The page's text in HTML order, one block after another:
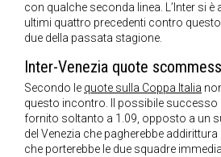
con qualche seconda linea. L’Inter si è
ultimi quattro precedenti contro
due della passata stagione.
Inter-Venezia quote
Secondo le quote sulla Coppa Italia
questo incontro. Il possibile successo
fornito soltanto a 1.09, opposto a un
del Venezia che pagherebbe
che porterebbe le due squadre